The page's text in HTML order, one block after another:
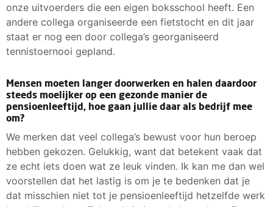
onze uitvoerders die een eigen boksschool heeft. Een
andere collega organiseerde een fietstocht en dit jaar
staat er nog een door collega’s georganiseerd
tennistoernooi gepland.
Mensen moeten langer doorwerken en halen daardoor
steeds moelijker op een gezonde manier de
pensioenleeftijd, hoe gaan jullie daar als bedrijf mee
om?
We merken dat veel collega’s bewust voor hun beroep
hebben gekozen. Gelukkig, want dat betekent vaak dat
ze echt iets doen wat ze leuk vinden. Ik kan me dan wel
voorstellen dat het lastig is om je te bedenken dat je
dat misschien niet tot je pensioenleeftijd hetzelfde werk